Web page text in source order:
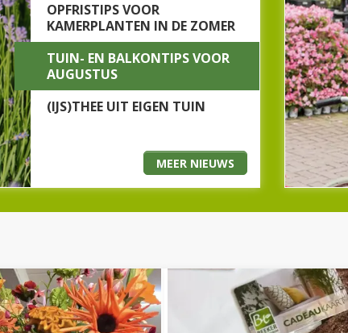
OPFRISTIPS VOOR
KAMERPLANTEN IN DE ZOMER
TUIN- EN BALKONTIPS VOOR
AUGUSTUS
(IJS)THEE UIT EIGEN TUIN
MEER NIEUWS
een
Niets